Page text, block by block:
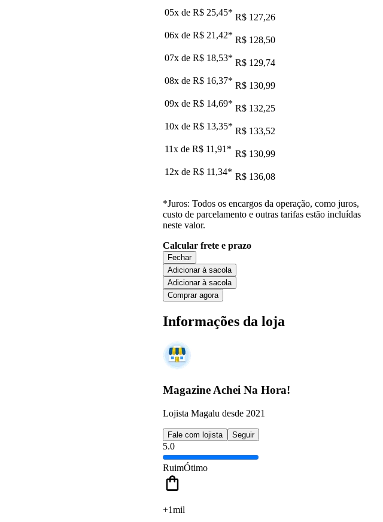
05x de R$ 25,45* R$ 127,26
06x de R$ 21,42* R$ 128,50
07x de R$ 18,53* R$ 129,74
08x de R$ 16,37* R$ 130,99
09x de R$ 14,69* R$ 132,25
10x de R$ 13,35* R$ 133,52
11x de R$ 11,91 * R$ 130,99
12x de R$ 11,34* R$ 136,08
*Juros: Todos os encargos da operação, como juros,
custo de parcelamento e outras tarifas estão incluídas
neste valor.
Calcular frete e prazo
Fechar
Adicionar à sacola
Adicionar à sacola
Comprar agora
Informações da loja
Magazine Achei Na Hora!
Lojista Magalu desde 2021
Fale com lojista Seguir
5.0
RuimÓtimo
+1mil